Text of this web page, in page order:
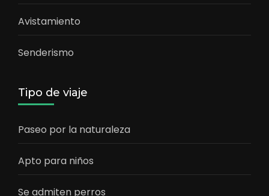
Avistamiento
Senderismo
Tipo de viaje
Paseo por la naturaleza
Apto para niños
Se admiten perros